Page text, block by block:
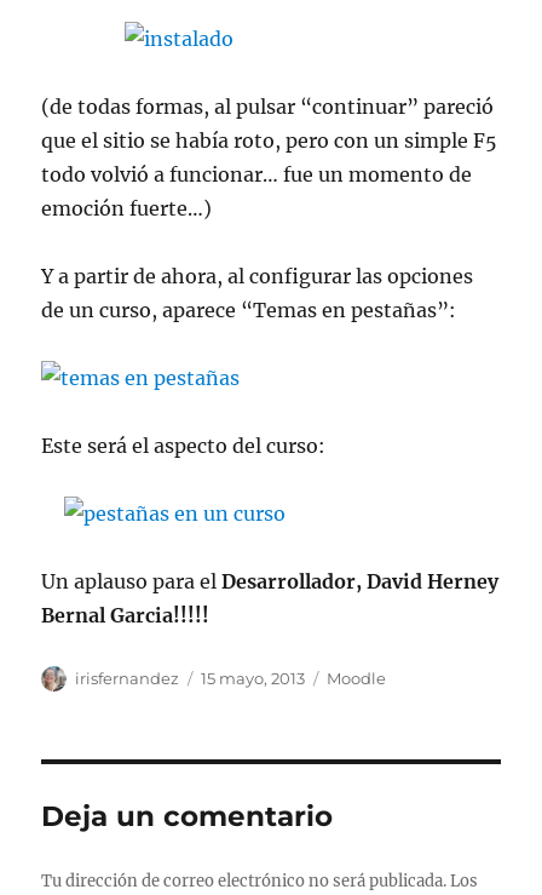
(de todas formas, al pulsar “continuar” pareció
que el sitio se había roto, pero con un simple F5
todo volvió a funcionar… fue un momento de
emoción fuerte…)
Y a partir de ahora, al configurar las opciones
de un curso, aparece “Temas en pestañas”:
Este será el aspecto del curso:
Un aplauso para elDesarrollador,David Herney
Bernal Garcia!!!!!
Autor
irisfernandez
Publicado
15 mayo, 2013 Categorías
Moodle
Deja un comentario
Tu dirección de correo electrónico no será publicada. Los